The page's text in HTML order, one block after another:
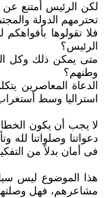
لكن الرئيس أمتنع عن
تحترمهم الدولة
الرئيس؟‏
متى يمكن ذلك وكل
وطنهم؟ ‏
الدعاة المعاصرين
استراليا وسط
لا يجب أن يكون
دعواتنا وصلواتنا
فى أمان بدلاً من
هذا الموضوع ليس
مشاعرهم، فهل وصلتهم